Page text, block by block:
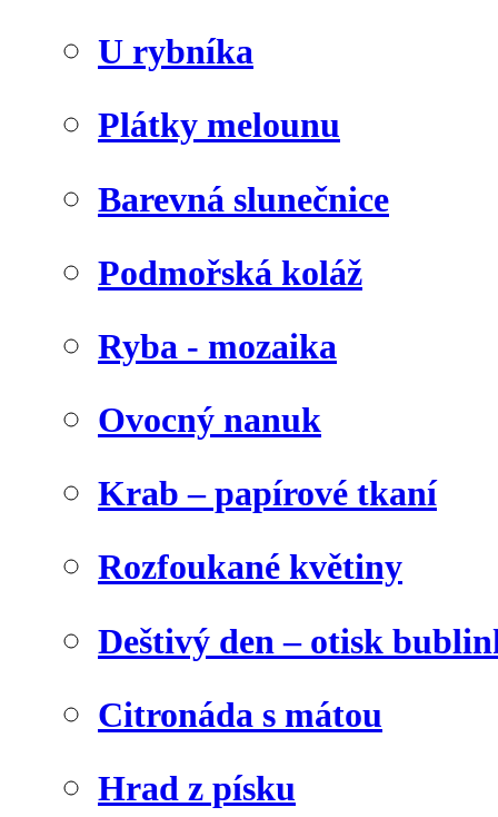
U rybníka
Plátky melounu
Barevná slunečnice
Podmořská koláž
Ryba - mozaika
Ovocný nanuk
Krab – papírové tkaní
Rozfoukané květiny
Deštivý den – otisk
Citronáda s mátou
Hrad z písku